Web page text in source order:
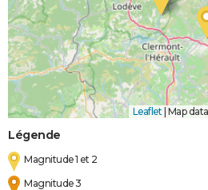
Leaflet | Map
Légende
Magnitude 1 et 2
Magnitude 3